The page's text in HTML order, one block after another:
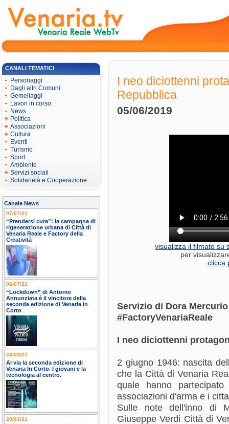
CANALI TEMATICI
Personaggi
Dagli altri Comuni
Gemellaggi
Lavori in corso
News
Politica
Associazioni
Cultura
Eventi
Turismo
Sport
Ambiente
Servizi sociali
Solidarietà e Cooperazione
Canale News
07/07/21
“Prendersi cura”: la campagna di
rigenerazione urbana di Città di
Venaria Reale e Factory della
Creatività
06/07/21
“Lockdown” di Antonio
Annunziata è il vincitore della
seconda edizione di Venaria in
Corto
24/03/21
Al via la seconda edizione di
Venaria In Corto. I giovani e la
tecnologia al centro.
20/01/21
I neo diciottenni
Repubblica
05/06/2019
visualizza il filmato su
per
clicca
Servizio di Dora Mercurio
#FactoryVenariaReale
I neo diciottenni
2 giugno 1946: nascita
che la Città di Venaria
quale hanno
associazioni d'arma e i
Sulle note dell'inno di
Giuseppe Verdi Città di